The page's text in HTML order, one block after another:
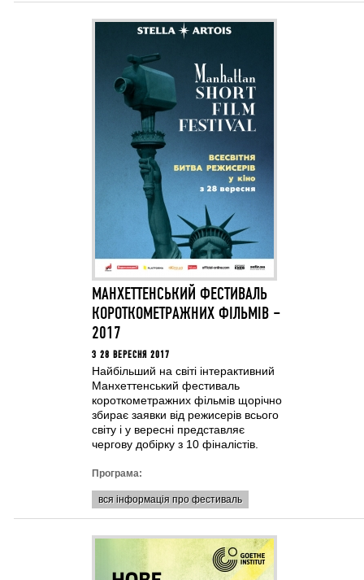
МАНХЕТТЕНСЬКИЙ ФЕСТИВАЛЬ
КОРОТКОМЕТРАЖНИХ ФІЛЬМІВ –
2017
З 28 ВЕРЕСНЯ 2017
Найбільший на світі інтерактивний
Манхеттенський фестиваль
короткометражних фільмів щорічно
збирає заявки від режисерів всього
світу і у вересні представляє
чергову добірку з 10 фіналістів.
Програма:
вся інформація про фестиваль